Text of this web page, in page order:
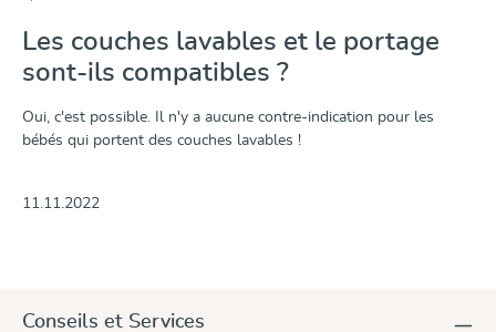
Les couches lavables et le portage
sont-ils compatibles ?
Oui, c'est possible. Il n'y a aucune contre-indication pour les
bébés qui portent des couches lavables !
11.11.2022
Conseils et Services